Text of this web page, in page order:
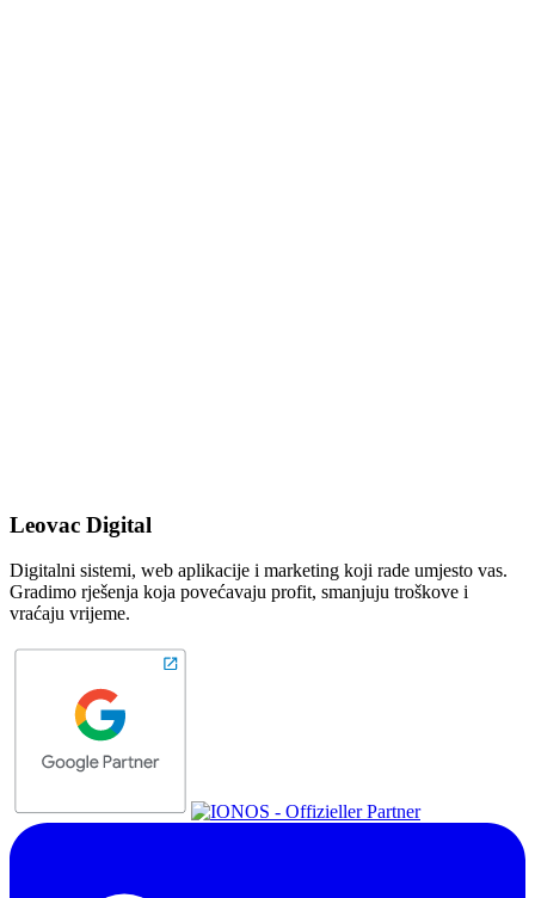
Leovac Digital
Digitalni sistemi, web aplikacije i marketing koji rade umjesto vas.
Gradimo rješenja koja povećavaju profit, smanjuju troškove i
vraćaju vrijeme.